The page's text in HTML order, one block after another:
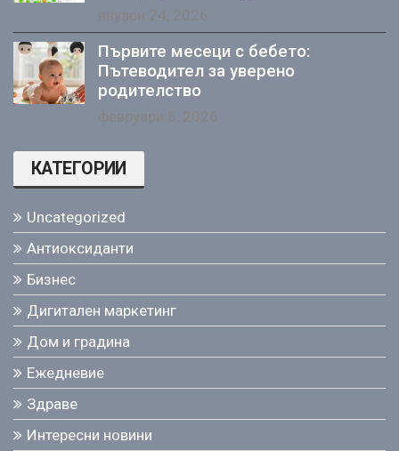
януари 24, 2026
Първите месеци с бебето:
Пътеводител за уверено
родителство
февруари 5, 2026
КАТЕГОРИИ
Uncategorized
Антиоксиданти
Бизнес
Дигитален маркетинг
Дом и градина
Ежедневие
Здраве
Интересни новини